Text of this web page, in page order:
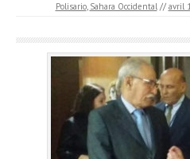
Polisario, Sahara Occidental // avril